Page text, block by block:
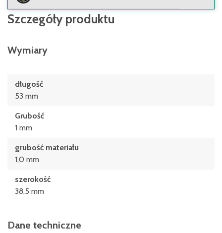
Szczegóły produktu
Wymiary
długość
53 mm
Grubość
1 mm
grubość materiału
1,0 mm
szerokość
38,5 mm
Dane techniczne